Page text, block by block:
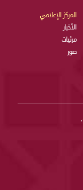
المركز الإعلامي
الأخبار
مرئيات
صور